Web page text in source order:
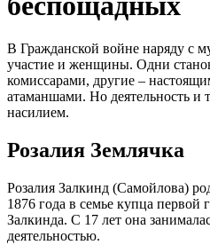
В Гражданской войне наряду с
участие и женщины. Одни
комиссарами, другие –
атаманшами. Но деятельность и
насилием.
Розалия Землячка
Розалия Залкинд (Самойлова)
1876 года в семье купца
Залкинда. С 17 лет она
деятельностью.